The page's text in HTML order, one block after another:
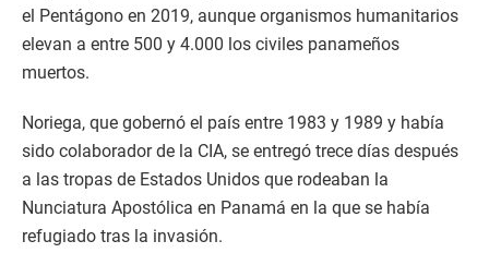
el Pentágono en 2019, aunque organismos humanitarios
elevan a entre 500 y 4.000 los civiles panameños
muertos.
Noriega, que gobernó el país entre 1983 y 1989 y había
sido colaborador de la CIA, se entregó trece días después
a las tropas de Estados Unidos que rodeaban la
Nunciatura Apostólica en Panamá en la que se había
refugiado tras la invasión.